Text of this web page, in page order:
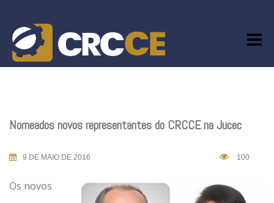
content
Nomeados novos representantes do CRCCE na Jucec
9 DE MAIO DE 2016 100
Os novos